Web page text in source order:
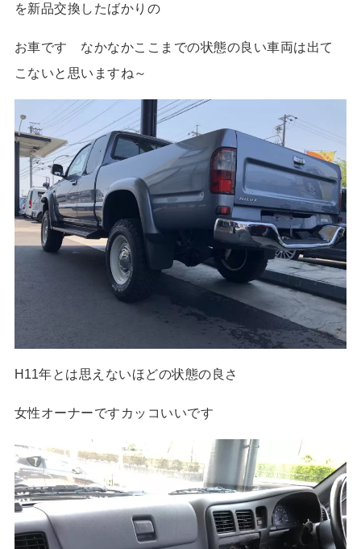
を新品交換したばかりの
お車です なかなかここまでの状態の良い車両は出て
こないと思いますね～
H11年とは思えないほどの状態の良さ
女性オーナーですカッコいいです